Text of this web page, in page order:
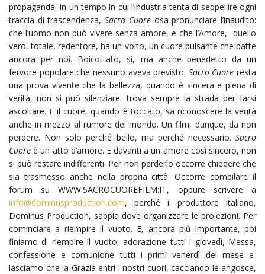
propaganda. In un tempo in cui l’industria tenta di seppellire ogni
traccia di trascendenza,Sacro Cuoreosa pronunciare l’inaudito:
che l’uomo non può vivere senza amore, e che l’Amore, quello
vero, totale, redentore, ha un volto, un cuore pulsante che batte
ancora per noi. Boicottato, sì, ma anche benedetto da un
fervore popolare che nessuno aveva previsto. Sacro Cuore resta
una prova vivente che la bellezza, quando è sincera e piena di
verità, non si può silenziare: trova sempre la strada per farsi
ascoltare. E il cuore, quando è toccato, sa riconoscere la verità
anche in mezzo al rumore del mondo. Un film, dunque, da non
perdere. Non solo perché bello, ma perché necessario. Sacro
Cuore è un atto d’amore. E davanti a un amore così sincero, non
si può restare indifferenti. Per non perderlo occorre chiedere che
sia trasmesso anche nella propria città. Occorre compilare il
forum su WWW:SACROCUOREFILM:IT, oppure scrivere a
info@dominusproduction.com, perché il produttore italiano,
Dominus Production, sappia dove organizzare le proiezioni. Per
cominciare a riempire il vuoto. E, ancora più importante, poi
finiamo di riempire il vuoto, adorazione tutti i giovedì, Messa,
confessione e comunione tutti i primi venerdì del mese e
lasciamo che la Grazia entri i nostri cuori, cacciando le angosce,